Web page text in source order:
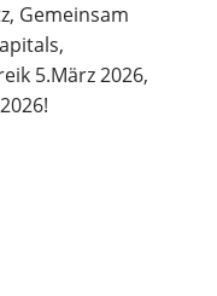
Gemeinsam
5.März 2026,